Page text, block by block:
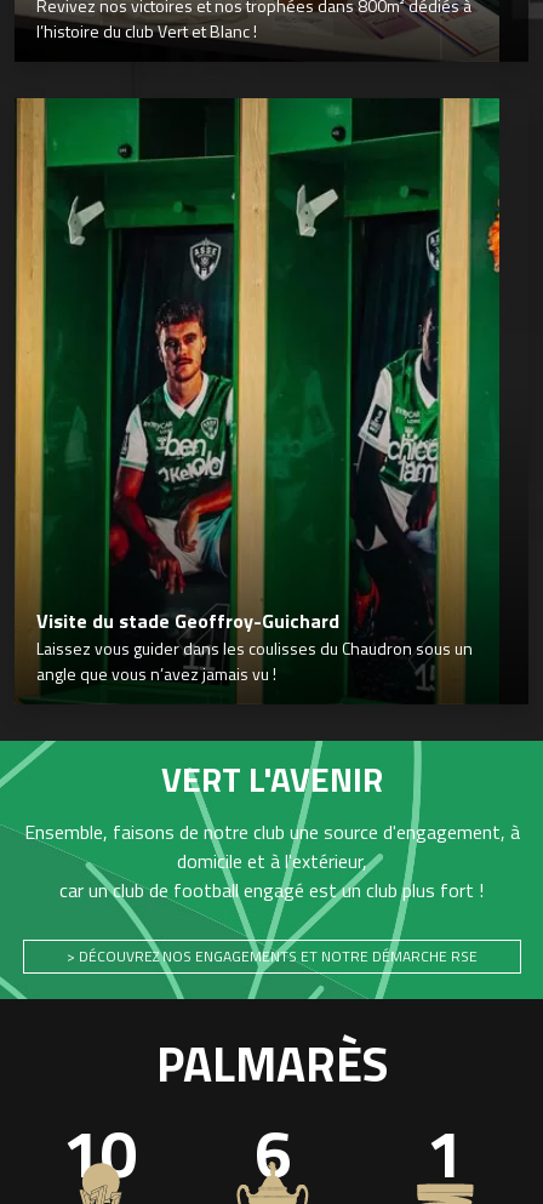
l’histoire du club Vert et Blanc !
Visite du stade Geoffroy-Guichard
Laissez vous guider dans les coulisses du Chaudron sous un
angle que vous n’avez jamais vu !
VERT L'AVENIR
Ensemble, faisons de notre club une source d'engagement, à
domicile et à l'extérieur,
car un club de football engagé est un club plus fort !
> DÉCOUVREZ NOS ENGAGEMENTS ET NOTRE DÉMARCHE RSE
PALMARÈS
10 6 1